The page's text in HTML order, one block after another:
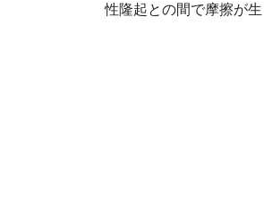
性隆起との間で摩擦が